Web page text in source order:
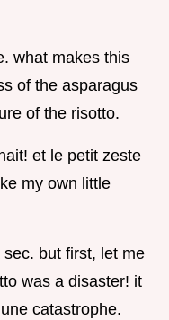
what makes this
of the asparagus
of the risotto.
et le petit zeste
my own little
but first, let me
was a disaster! it
catastrophe.